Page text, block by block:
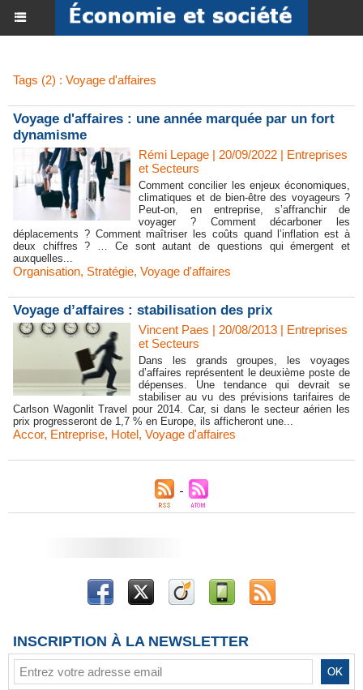
Tags (2) : Voyage d'affaires
Voyage d'affaires : une année marquée par un fort
dynamisme
Rémi Lepage | 20/09/2022 | Entreprises
et Secteurs
Comment concilier les enjeux économiques,
climatiques et de bien-être des voyageurs ?
Peut-on, en entreprise, s’affranchir de
voyager ? Comment décarboner les
déplacements ? Comment maîtriser les coûts quand l’inflation est à
deux chiffres ? … Ce sont autant de questions qui émergent et
auxquelles...
Organisation, Stratégie, Voyage d'affaires
Voyage d’affaires : stabilisation des prix
Vincent Paes | 20/08/2013 | Entreprises
et Secteurs
Dans les grands groupes, les voyages
d’affaires représentent le deuxième poste de
dépenses. Une tendance qui devrait se
stabiliser au vu des prévisions tarifaires de
Carlson Wagonlit Travel pour 2014. Car, si dans le secteur aérien les
prix progresseront de 1,7 % en Europe, ils afficheront une...
Accor, Entreprise, Hotel, Voyage d'affaires
INSCRIPTION À LA NEWSLETTER